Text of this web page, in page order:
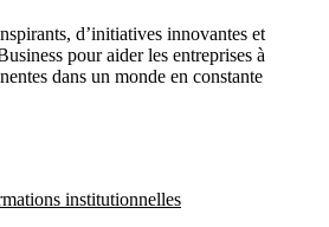
d’initiatives innovantes et
pour aider les entreprises à
dans un monde en constante
institutionnelles